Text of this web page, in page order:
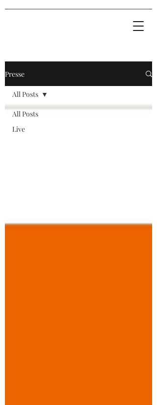
Presse
All Posts
Live
All Posts